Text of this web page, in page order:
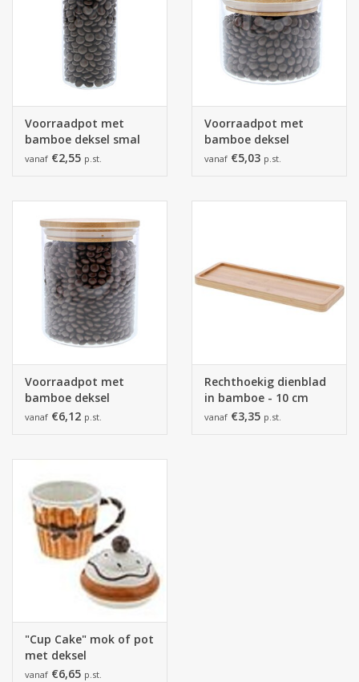
Voorraadpot met
bamboe deksel smal
medium - 65*135mm
vanaf €2,55 p.st.
Voorraadpot met
bamboe deksel
medium
vanaf €5,03 p.st.
Voorraadpot met
bamboe deksel
-110*130mm
vanaf €6,12 p.st.
Rechthoekig dienblad
in bamboe - 10 cm
vanaf €3,35 p.st.
"Cup Cake" mok of pot
met deksel
vanaf €6,65 p.st.